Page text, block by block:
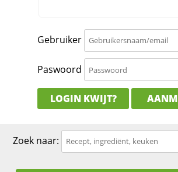
Gebruiker
Paswoord
LOGIN KWIJT?
Zoek naar: